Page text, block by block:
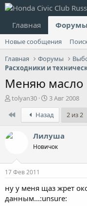
Главная Форумы
Новые сообщения
Главная
Форумы
Меняю масло
А
т
р
т
ы
tolyan30
Д
а
т
а
н
а
ч
3 Авг 2008
Назад 2 из 2
Лилуша
Новичок
17 Фев 2011
ну у меня щаз жрет
данным...:unsure: